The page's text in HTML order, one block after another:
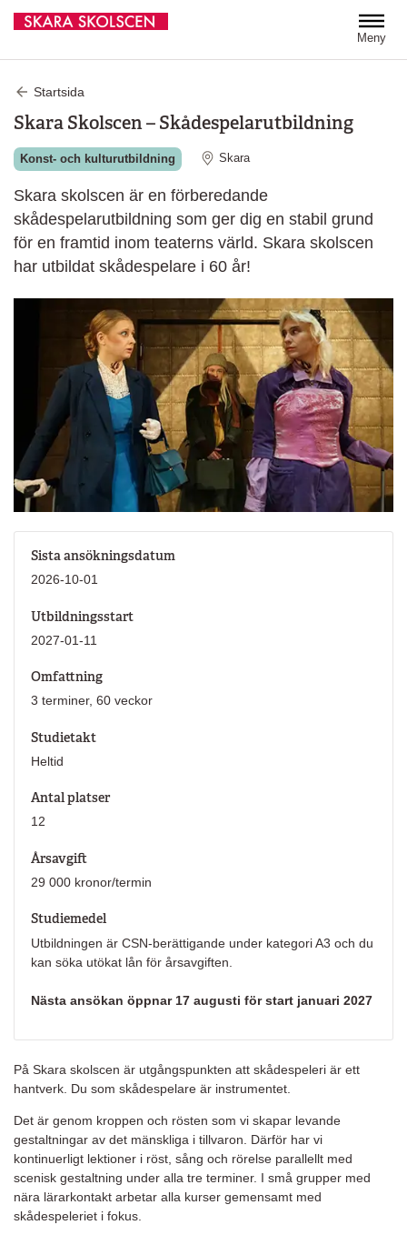
Meny
Startsida
Skara Skolscen – Skådespelarutbildning
Konst- och kulturutbildning Skara
Skara skolscen är en förberedande
skådespelarutbildning som ger dig en stabil grund
för en framtid inom teaterns värld. Skara skolscen
har utbildat skådespelare i 60 år!
Sista ansökningsdatum
2026-10-01
Utbildningsstart
2027-01-11
Omfattning
3 terminer, 60 veckor
Studietakt
Heltid
Antal platser
12
Årsavgift
29 000 kronor/termin
Studiemedel
Utbildningen är CSN-berättigande under kategori A3 och du
kan söka utökat lån för årsavgiften.
Nästa ansökan öppnar 17 augusti för start januari 2027
På Skara skolscen är utgångspunkten att skådespeleri är ett
hantverk. Du som skådespelare är instrumentet.
Det är genom kroppen och rösten som vi skapar levande
gestaltningar av det mänskliga i tillvaron. Därför har vi
kontinuerligt lektioner i röst, sång och rörelse parallellt med
scenisk gestaltning under alla tre terminer. I små grupper med
nära lärarkontakt arbetar alla kurser gemensamt med
skådespeleriet i fokus.